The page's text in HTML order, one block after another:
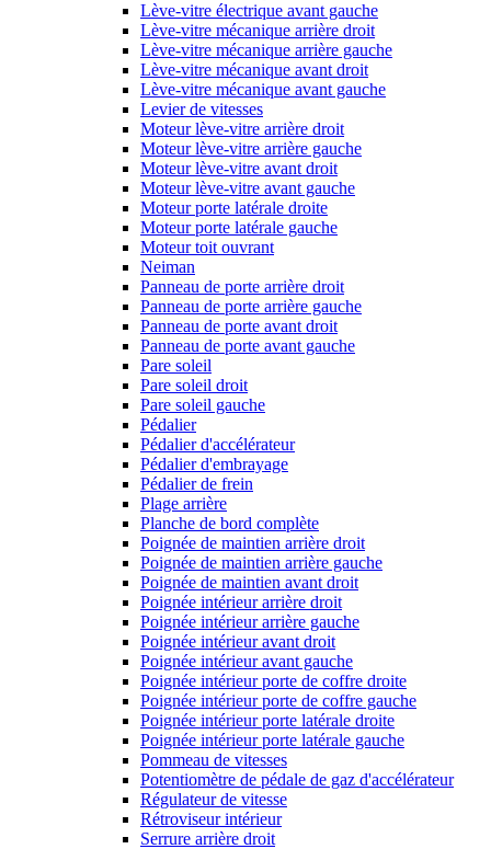
Lève-vitre électrique avant gauche
Lève-vitre mécanique arrière droit
Lève-vitre mécanique arrière gauche
Lève-vitre mécanique avant droit
Lève-vitre mécanique avant gauche
Levier de vitesses
Moteur lève-vitre arrière droit
Moteur lève-vitre arrière gauche
Moteur lève-vitre avant droit
Moteur lève-vitre avant gauche
Moteur porte latérale droite
Moteur porte latérale gauche
Moteur toit ouvrant
Neiman
Panneau de porte arrière droit
Panneau de porte arrière gauche
Panneau de porte avant droit
Panneau de porte avant gauche
Pare soleil
Pare soleil droit
Pare soleil gauche
Pédalier
Pédalier d'accélérateur
Pédalier d'embrayage
Pédalier de frein
Plage arrière
Planche de bord complète
Poignée de maintien arrière droit
Poignée de maintien arrière gauche
Poignée de maintien avant droit
Poignée intérieur arrière droit
Poignée intérieur arrière gauche
Poignée intérieur avant droit
Poignée intérieur avant gauche
Poignée intérieur porte de coffre droite
Poignée intérieur porte de coffre gauche
Poignée intérieur porte latérale droite
Poignée intérieur porte latérale gauche
Pommeau de vitesses
Potentiomètre de pédale de gaz d'accélérateur
Régulateur de vitesse
Rétroviseur intérieur
Serrure arrière droit